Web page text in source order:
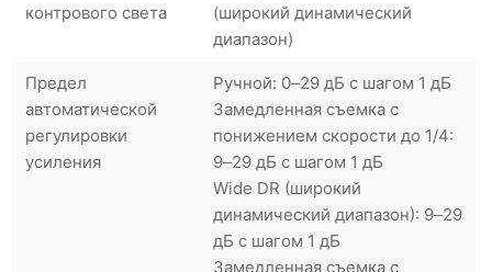
контрового света
(широкий динамический
диапазон)
Предел
автоматической
регулировки
усиления
Ручной: 0–29 дБ с шагом 1 дБ
Замедленная съемка с
понижением скорости до 1/4:
9–29 дБ с шагом 1 дБ
Wide DR (широкий
динамический диапазон): 9–29
дБ с шагом 1 дБ
Замедленная съемка с